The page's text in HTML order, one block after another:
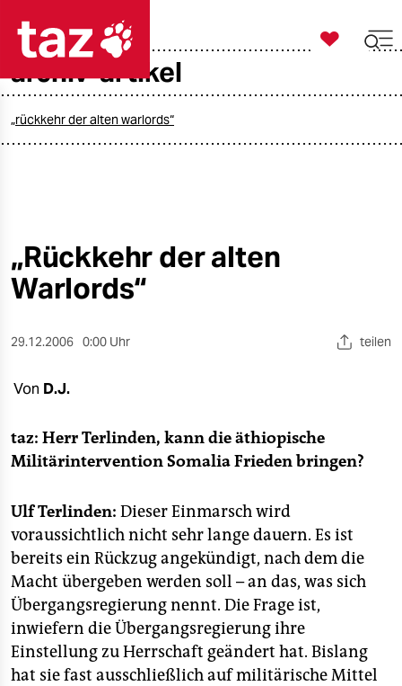
taz zahl ich
öko
gesellschaft
nord
verlag
verlag
veranstaltungen
shop
fragen & hilfe

taz zahl ich
archiv-artikel
„rückkehr der alten warlords“
„Rückkehr der alten
Warlords“
29.12.2006 0:00 Uhr teilen
Von D.J.
taz: Herr Terlinden, kann die äthiopische
Militärintervention Somalia Frieden bringen?
Ulf Terlinden: Dieser Einmarsch wird
voraussichtlich nicht sehr lange dauern. Es ist
bereits ein Rückzug angekündigt, nach dem die
Macht übergeben werden soll – an das, was sich
Übergangsregierung nennt. Die Frage ist,
inwiefern die Übergangsregierung ihre
Einstellung zu Herrschaft geändert hat. Bislang
hat sie fast ausschließlich auf militärische Mittel